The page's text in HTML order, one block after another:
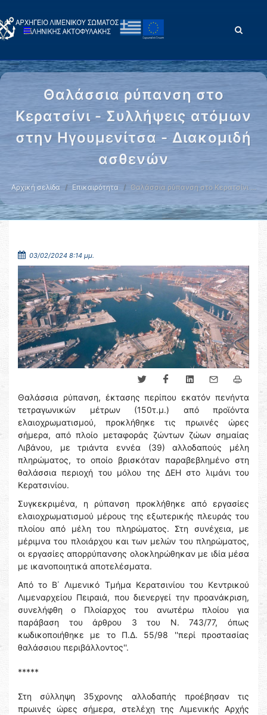
Θαλάσσια ρύπανση στο
Κερατσίνι - Συλλήψεις ατόμων
στην Ηγουμενίτσα - Διακομιδή
ασθενών
Αρχική σελίδα Επικαιρότητα Θαλάσσια ρύπανση στο Κερατσίνι …
03/02/2024 8:14 μμ.
Θαλάσσια ρύπανση, έκτασης περίπου εκατόν πενήντα
τετραγωνικών μέτρων (150τ.μ.) από προϊόντα
ελαιοχρωματισμού, προκλήθηκε τις πρωινές ώρες
σήμερα, από πλοίο μεταφοράς ζώντων ζώων σημαίας
Λιβάνου, με τριάντα εννέα (39) αλλοδαπούς μέλη
πληρώματος, το οποίο βρισκόταν παραβεβλημένο στη
θαλάσσια περιοχή του μόλου της ΔΕΗ στο λιμάνι του
Κερατσινίου.
Συγκεκριμένα, η ρύπανση προκλήθηκε από εργασίες
ελαιοχρωματισμού μέρους της εξωτερικής πλευράς του
πλοίου από μέλη του πληρώματος. Στη συνέχεια, με
μέριμνα του πλοιάρχου και των μελών του πληρώματος,
οι εργασίες απορρύπανσης ολοκληρώθηκαν με ιδία μέσα
με ικανοποιητικά αποτελέσματα.
Από το Β΄ Λιμενικό Τμήμα Κερατσινίου του Κεντρικού
Λιμεναρχείου Πειραιά, που διενεργεί την προανάκριση,
συνελήφθη ο Πλοίαρχος του ανωτέρω πλοίου για
παράβαση του άρθρου 3 του Ν. 743/77, όπως
κωδικοποιήθηκε με το Π.Δ. 55/98 ''περί προστασίας
θαλάσσιου περιβάλλοντος''.
*****
Στη σύλληψη 35χρονης αλλοδαπής προέβησαν τις
πρωινές ώρες σήμερα, στελέχη της Λιμενικής Αρχής